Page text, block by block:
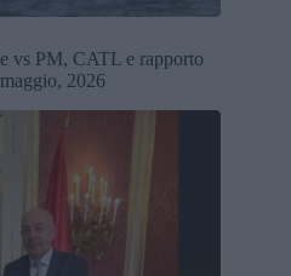
vs PM, CATL e rapporto
2026